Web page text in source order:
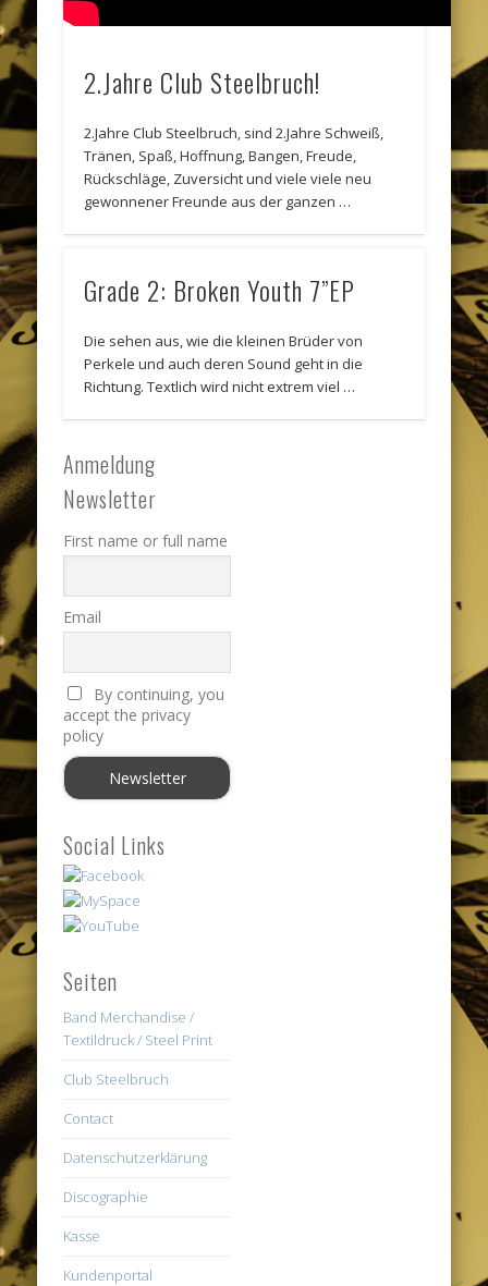
2.Jahre Club Steelbruch!
2.Jahre Club Steelbruch, sind 2.Jahre Schweiß,
Tränen, Spaß, Hoffnung, Bangen, Freude,
Rückschläge, Zuversicht und viele viele neu
gewonnener Freunde aus der ganzen …
Grade 2: Broken Youth 7”EP
Die sehen aus, wie die kleinen Brüder von
Perkele und auch deren Sound geht in die
Richtung. Textlich wird nicht extrem viel …
Anmeldung
Newsletter
First name or full name
Email
By continuing, you
accept the privacy
policy
Social Links
Seiten
Band Merchandise /
Textildruck / Steel Print
Club Steelbruch
Contact
Datenschutzerklärung
Discographie
Kasse
Kundenportal